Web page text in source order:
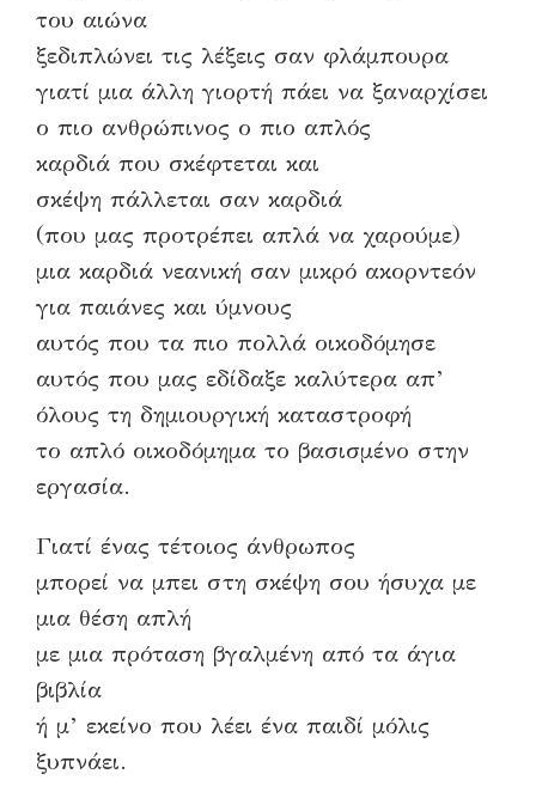
του αιώνα
ξεδιπλώνει τις λέξεις σαν φλάμπουρα
γιατί μια άλλη γιορτή πάει να ξαναρχίσει
ο πιο ανθρώπινος ο πιο απλός
καρδιά που σκέφτεται και
σκέψη πάλλεται σαν καρδιά
(που μας προτρέπει απλά να χαρούμε)
μια καρδιά νεανική σαν μικρό ακορντεόν
για παιάνες και ύμνους
αυτός που τα πιο πολλά οικοδόμησε
αυτός που μας εδίδαξε καλύτερα απ’
όλους τη δημιουργική καταστροφή
το απλό οικοδόμημα το βασισμένο στην
εργασία.
Γιατί ένας τέτοιος άνθρωπος
μπορεί να μπει στη σκέψη σου ήσυχα με
μια θέση απλή
με μια πρόταση βγαλμένη από τα άγια
βιβλία
ή μ’ εκείνο που λέει ένα παιδί μόλις
ξυπνάει.